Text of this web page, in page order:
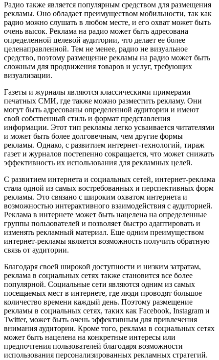
Радио также является популярным средством для размещения
рекламы. Оно обладает преимуществом мобильности, так как
радио можно слушать в любом месте, и его охват может быть
очень высок. Реклама на радио может быть адресована
определенной целевой аудитории, что делает ее более
целенаправленной. Тем не менее, радио не визуальное
средство, поэтому размещение рекламы на радио может быть
сложным для продвижения товаров и услуг, требующих
визуализации.
Газеты и журналы являются классическими примерами
печатных СМИ, где также можно разместить рекламу. Они
могут быть адресованы определенной аудитории и имеют
свой собственный стиль и формат представления
информации. Этот тип рекламы легко усваивается читателями
и может быть более долговечным, чем другие формы
рекламы. Однако, с развитием интернет-технологий, тираж
газет и журналов постепенно сокращается, что может снижать
эффективность их использования для рекламных целей.
С развитием интернета и социальных сетей, интернет-реклама
стала одной из самых востребованных и перспективных форм
рекламы. Это связано с широким охватом интернета и
возможностью интерактивного взаимодействия с аудиторией.
Реклама в интернете может быть нацелена на определенные
группы пользователей и позволяет быстро адаптировать и
изменять рекламный материал. Еще одним преимуществом
интернет-рекламы является возможность получить обратную
связь от аудитории.
Благодаря своей широкой доступности и низким затратам,
реклама в социальных сетях также становится все более
популярной. Социальные сети являются одним из самых
посещаемых мест в интернете, где люди проводят большое
количество времени каждый день. Поэтому размещение
рекламы в социальных сетях, таких как Facebook, Instagram и
Twitter, может быть очень эффективным для привлечения
внимания аудитории. Кроме того, реклама в социальных сетях
может быть нацелена на конкретные интересы или
предпочтения пользователей благодаря возможности
использования персонализированных рекламных стратегий.